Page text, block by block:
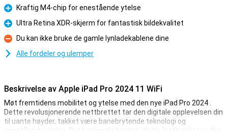
Fordel
Kraftig M4-chip for enestående ytelse
Fordel
Ultra Retina XDR-skjerm for fantastisk bildekvalitet
Ulempe
Du kan ikke bruke de gamle lynladekablene dine
Alle fordeler og ulemper
Beskrivelse av Apple iPad Pro 2024 11 WiFi
Møt fremtidens mobilitet og ytelse med den nye iPad Pro 2024 .
Dette revolusjonerende nettbrettet tar den digitale opplevelsen din
til uante høyder, takket være banebrytende teknologi og
enestående ytelse. Det bankende hjertet i dette kraftverket er den